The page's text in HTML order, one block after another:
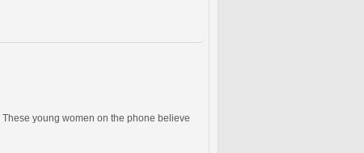
These young women on the phone believe